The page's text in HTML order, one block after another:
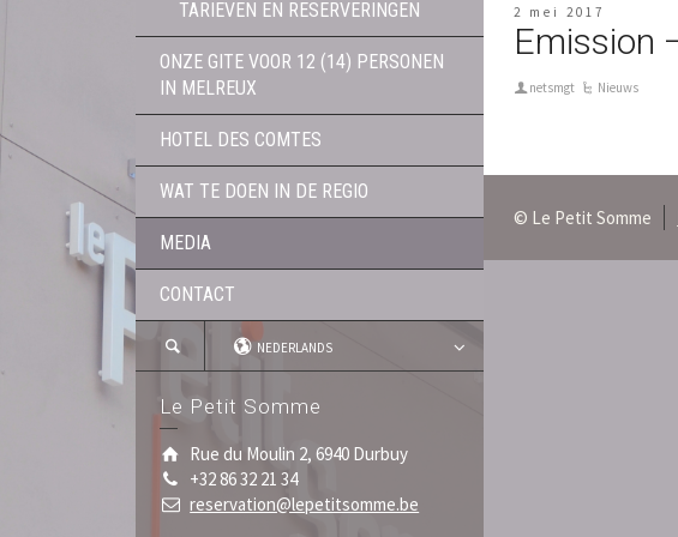
TARIEVEN EN RESERVERINGEN
ONZE GITE VOOR 12 (14) PERSONEN
IN MELREUX
HOTEL DES COMTES
WAT TE DOEN IN DE REGIO
MEDIA
CONTACT
NEDERLANDS
Le Petit Somme
Rue du Moulin 2, 6940 Durbuy
+32 86 32 21 34
reservation@lepetitsomme.be
2 mei 2017
Emission
netsmgt Nieuws
© Le Petit Somme